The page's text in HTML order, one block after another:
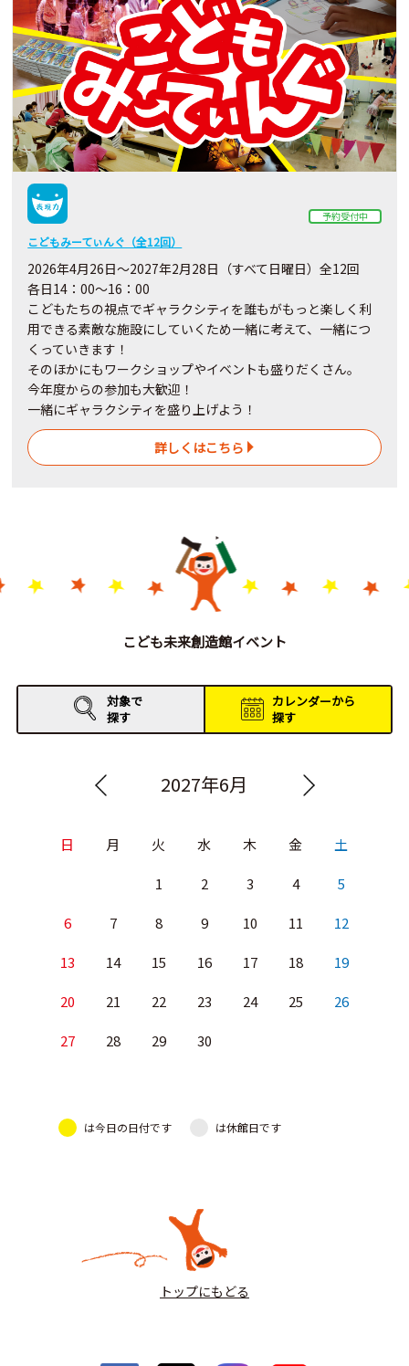
予約受付中
こどもみーてぃんぐ（全12回）
2026年4月26日～2027年2月28日（すべて日曜日）全12回
各日14：00～16：00
こどもたちの視点でギャラクシティを誰もがもっと楽しく利
用できる素敵な施設にしていくため一緒に考えて、一緒につ
くっていきます！
そのほかにもワークショップやイベントも盛りだくさん。
今年度からの参加も大歓迎！
一緒にギャラクシティを盛り上げよう！
詳しくはこちら
こども未来創造館イベント
対象で
探す
カレンダーから
探す
2027年6月
日 月 火 水 木 金 土
1 2 3 4 5
6 7 8 9 10 11 12
13 14 15 16 17 18 19
20 21 22 23 24 25 26
27 28 29 30
は今日の日付です は休館日です
トップにもどる